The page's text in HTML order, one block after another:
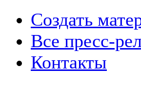
Создать
Все пресс-
Контакты